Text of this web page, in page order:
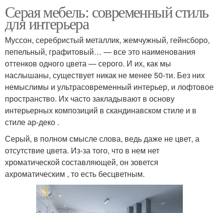
Серая мебель: современный стиль
для интерьера
Муссон, серебристый металлик, жемчужный, гейнсборо,
пепельный, графитовый… — все это наименования
оттенков одного цвета — серого. И их, как мы
наслышаны, существует никак не менее 50-ти. Без них
немыслимы и ультрасовременный интерьер, и лофтовое
пространство. Их часто закладывают в основу
интерьерных композиций в скандинавском стиле и в
стиле ар-деко .
Серый, в полном смысле слова, ведь даже не цвет, а
отсутствие цвета. Из-за того, что в нем нет
хроматической составляющей, он зовется
ахроматическим , то есть бесцветным.